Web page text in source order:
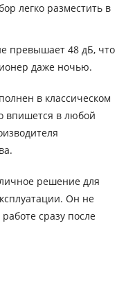
легко разместить в
превышает 48 дБ, что
даже ночью.
в классическом
впишется в любой
решение для
Он не
сразу после